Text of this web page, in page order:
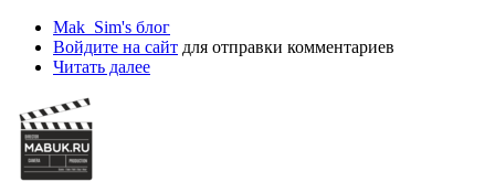
Mak_Sim's блог
Войдите на сайт для отправки комментариев
Читать далее